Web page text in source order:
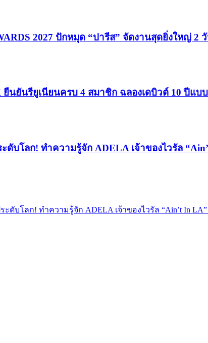
2027 ปักหมุด “ปารีส” จัดงานสุดยิ่งใหญ่ 2
นยันรียูเนียนครบ 4 สมาชิก ฉลองเดบิวต์ 10 ปีแบ
ดับโลก! ทำความรู้จัก ADELA เจ้าของไวรัล
ะดับโลก! ทำความรู้จัก ADELA เจ้าของไวรัล “Ain’t In